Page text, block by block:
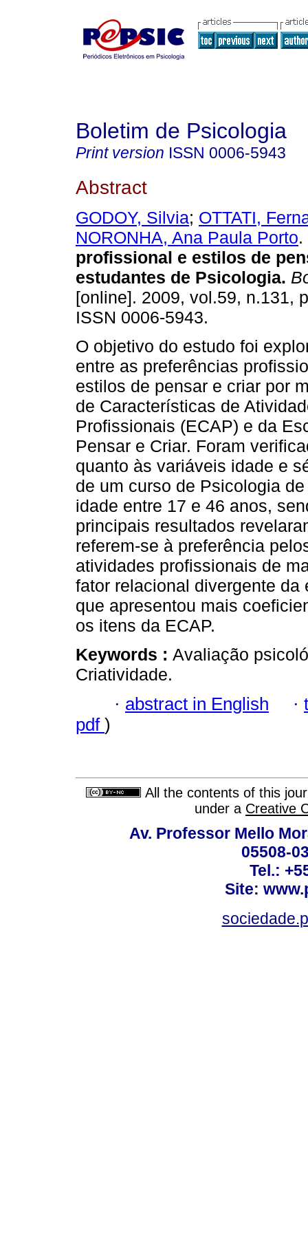
Boletim de Psicologia
Print version ISSN 0006-5943
Abstract
GODOY, Silvia; OTTATI,
NORONHA, Ana Paula Porto.
profissional e estilos de
estudantes de Psicologia.
[online]. 2009, vol.59, n.131,
ISSN 0006-5943.
O objetivo do estudo foi
entre as preferências
estilos de pensar e criar por
de Características de
Profissionais (ECAP) e da
Pensar e Criar. Foram
quanto às variáveis idade e
de um curso de Psicologia
idade entre 17 e 46 anos,
principais resultados
referem-se à preferência
atividades profissionais de
fator relacional divergente
que apresentou mais
os itens da ECAP.
Keywords : Avaliação
Criatividade.
· abstract in English ·
pdf )
All the contents of this
under a Creative
Av. Professor Mello
05508-
Tel.:
Site: